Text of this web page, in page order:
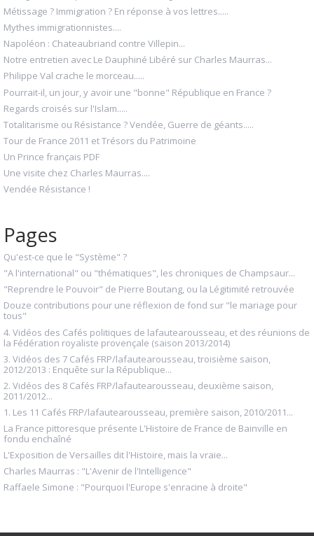
Métissage ? Immigration ? En réponse à vos lettres.....
Mythes immigrationnistes....
Napoléon : Chateaubriand contre Villepin...
Notre entretien avec Le Dauphiné Libéré sur Charles Maurras...
Philippe Val crache le morceau.....
Pourrait-il, un jour, y avoir une "bonne" République en France ?
Regards croisés sur l'Islam.....
Totalitarisme ou Résistance ? Vendée, Guerre de géants.....
Tour de France 2011 et Trésors du Patrimoine
Un Prince français PDF
Une visite chez Charles Maurras....
Vendée Résistance !
Pages
Qu'est-ce que le "Système" ?
"A l'international" ou "thématiques", les chroniques de Champsaur...
"Reprendre le Pouvoir" de Pierre Boutang, ou la Légitimité retrouvée
Douze contributions pour une réflexion de fond sur "le mariage pour
tous"
4. Vidéos des Cafés politiques de lafautearousseau, et des réunions de
la Fédération royaliste provençale (saison 2013/2014)
3. Vidéos des 7 Cafés FRP/lafautearousseau, troisième saison,
2012/2013 : Enquête sur la République...
2. Vidéos des 8 Cafés FRP/lafautearousseau, deuxième saison,
2011/2012...
1. Les 11 Cafés FRP/lafautearousseau, première saison, 2010/2011...
La France pittoresque présente L'Histoire de France de Bainville en
fondu enchaîné
L'Exposition de Versailles dit l'Histoire, mais la vraie...
Charles Maurras : "L'Avenir de l'Intelligence"
Raffaele Simone : "Pourquoi l'Europe s'enracine à droite"